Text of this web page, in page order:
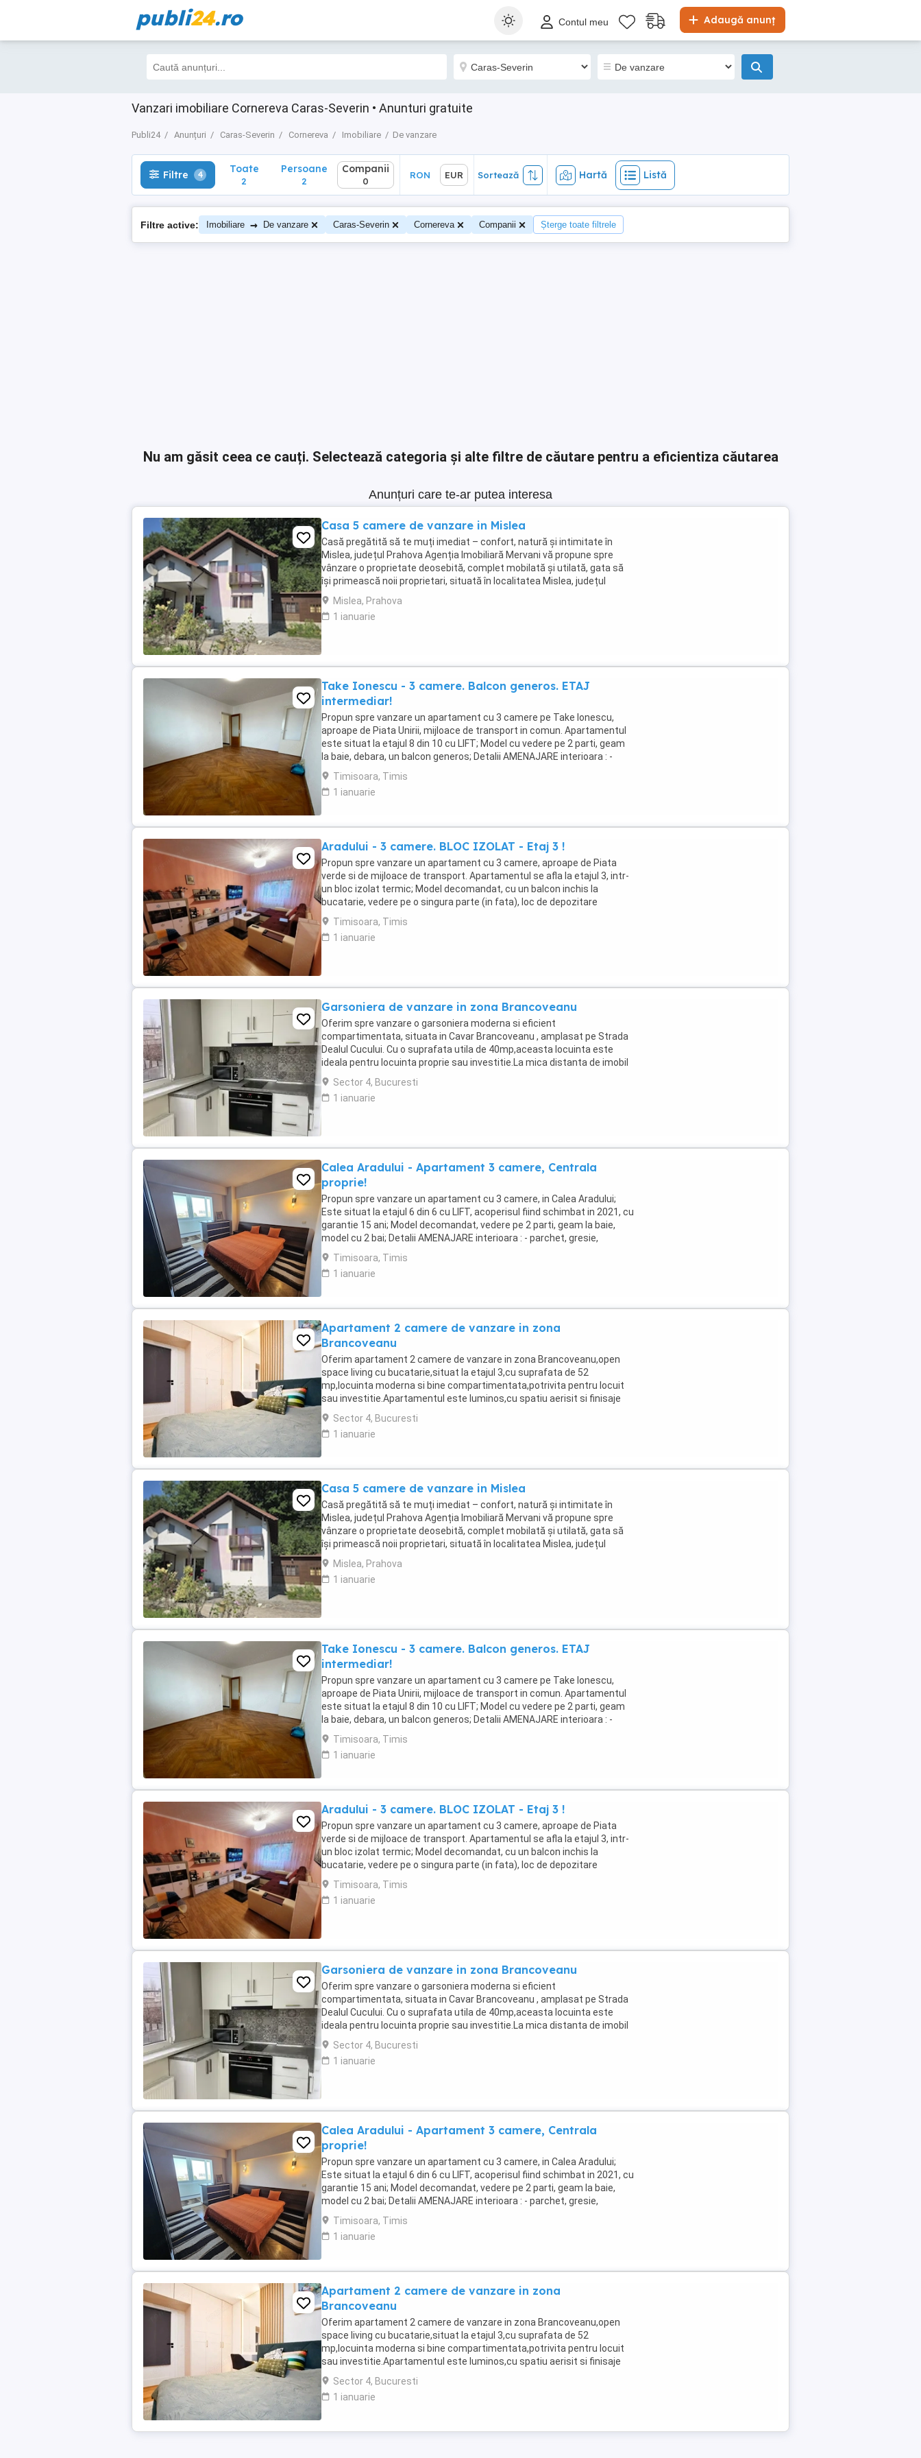
publi24.ro Adaugă anunț
Contul meu
Vanzari imobiliare Cornereva Caras-Severin • Anunturi gratuite
Publi24 Anunțuri Caras-Severin Cornereva Imobiliare De vanzare
Filtre 4 Toate
2
Sortează Hartă Listă
Filtre 4 Toate
2
Persoane
2
Companii
0
RON EUR Sortează Hartă Listă
Filtre active: Imobiliare → De vanzare Caras-Severin Cornereva Companii Șterge toate filtrele
Nu am găsit ceea ce cauți. Selectează categoria și alte filtre de căutare pentru a eficientiza căutarea
Anunțuri care te-ar putea interesa
Casa 5 camere de vanzare in Mislea
Casă pregătită să te muți imediat – confort, natură și intimitate în
Mislea, județul Prahova Agenția Imobiliară Mervani vă propune spre
vânzare o proprietate deosebită, complet mobilată și utilată, gata să
își primească noii proprietari, situată în localitatea Mislea, județul
Prahova, într-o zonă liniștită, ...
Mislea, Prahova
1 ianuarie
Take Ionescu - 3 camere. Balcon generos. ETAJ
intermediar!
Propun spre vanzare un apartament cu 3 camere pe Take Ionescu,
aproape de Piata Unirii, mijloace de transport in comun. Apartamentul
este situat la etajul 8 din 10 cu LIFT; Model cu vedere pe 2 parti, geam
la baie, debara, un balcon generos; Detalii AMENAJARE interioara : -
parchet lemn masiv, gresie, ...
Timisoara, Timis
1 ianuarie
Aradului - 3 camere. BLOC IZOLAT - Etaj 3 !
Propun spre vanzare un apartament cu 3 camere, aproape de Piata
verde si de mijloace de transport. Apartamentul se afla la etajul 3, intr-
un bloc izolat termic; Model decomandat, cu un balcon inchis la
bucatarie, vedere pe o singura parte (in fata), loc de depozitare
(debara), geam la baie; Detalii ...
Timisoara, Timis
1 ianuarie
Garsoniera de vanzare in zona Brancoveanu
Oferim spre vanzare o garsoniera moderna si eficient
compartimentata, situata in Cavar Brancoveanu , amplasat pe Strada
Dealul Cucului. Cu o suprafata utila de 40mp,aceasta locuinta este
ideala pentru locuinta proprie sau investitie.La mica distanta de imobil
se afla statia STB (linia 241), ce ofera ...
Sector 4, Bucuresti
1 ianuarie
Calea Aradului - Apartament 3 camere, Centrala
proprie!
Propun spre vanzare un apartament cu 3 camere, in Calea Aradului;
Este situat la etajul 6 din 6 cu LIFT, acoperisul fiind schimbat in 2021, cu
garantie 15 ani; Model decomandat, vedere pe 2 parti, geam la baie,
model cu 2 bai; Detalii AMENAJARE interioara : - parchet, gresie,
faianta, ferestre cu tamplarie ...
Timisoara, Timis
1 ianuarie
Apartament 2 camere de vanzare in zona
Brancoveanu
Oferim apartament 2 camere de vanzare in zona Brancoveanu,open
space living cu bucatarie,situat la etajul 3,cu suprafata de 52
mp,locuinta moderna si bine compartimentata,potrivita pentru locuit
sau investitie.Apartamentul este luminos,cu spatiu aerisit si finisaje
actuale. In apropiere aveti metrou ...
Sector 4, Bucuresti
1 ianuarie
Casa 5 camere de vanzare in Mislea
Casă pregătită să te muți imediat – confort, natură și intimitate în
Mislea, județul Prahova Agenția Imobiliară Mervani vă propune spre
vânzare o proprietate deosebită, complet mobilată și utilată, gata să
își primească noii proprietari, situată în localitatea Mislea, județul
Prahova, într-o zonă liniștită, ...
Mislea, Prahova
1 ianuarie
Take Ionescu - 3 camere. Balcon generos. ETAJ
intermediar!
Propun spre vanzare un apartament cu 3 camere pe Take Ionescu,
aproape de Piata Unirii, mijloace de transport in comun. Apartamentul
este situat la etajul 8 din 10 cu LIFT; Model cu vedere pe 2 parti, geam
la baie, debara, un balcon generos; Detalii AMENAJARE interioara : -
parchet lemn masiv, gresie, ...
Timisoara, Timis
1 ianuarie
Aradului - 3 camere. BLOC IZOLAT - Etaj 3 !
Propun spre vanzare un apartament cu 3 camere, aproape de Piata
verde si de mijloace de transport. Apartamentul se afla la etajul 3, intr-
un bloc izolat termic; Model decomandat, cu un balcon inchis la
bucatarie, vedere pe o singura parte (in fata), loc de depozitare
(debara), geam la baie; Detalii ...
Timisoara, Timis
1 ianuarie
Garsoniera de vanzare in zona Brancoveanu
Oferim spre vanzare o garsoniera moderna si eficient
compartimentata, situata in Cavar Brancoveanu , amplasat pe Strada
Dealul Cucului. Cu o suprafata utila de 40mp,aceasta locuinta este
ideala pentru locuinta proprie sau investitie.La mica distanta de imobil
se afla statia STB (linia 241), ce ofera ...
Sector 4, Bucuresti
1 ianuarie
Calea Aradului - Apartament 3 camere, Centrala
proprie!
Propun spre vanzare un apartament cu 3 camere, in Calea Aradului;
Este situat la etajul 6 din 6 cu LIFT, acoperisul fiind schimbat in 2021, cu
garantie 15 ani; Model decomandat, vedere pe 2 parti, geam la baie,
model cu 2 bai; Detalii AMENAJARE interioara : - parchet, gresie,
faianta, ferestre cu tamplarie ...
Timisoara, Timis
1 ianuarie
Apartament 2 camere de vanzare in zona
Brancoveanu
Oferim apartament 2 camere de vanzare in zona Brancoveanu,open
space living cu bucatarie,situat la etajul 3,cu suprafata de 52
mp,locuinta moderna si bine compartimentata,potrivita pentru locuit
sau investitie.Apartamentul este luminos,cu spatiu aerisit si finisaje
actuale. In apropiere aveti metrou ...
Sector 4, Bucuresti
1 ianuarie